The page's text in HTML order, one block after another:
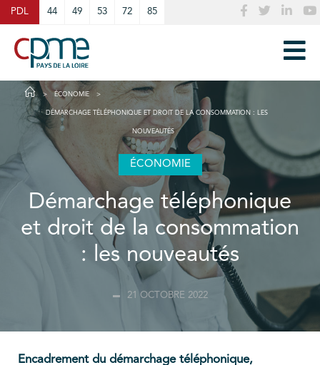
PDL 44 49 53 72 85
ÉCONOMIE
DÉMARCHAGE TÉLÉPHONIQUE ET DROIT DE LA CONSOMMATION : LES
NOUVEAUTÉS
ÉCONOMIE
Démarchage téléphonique
et droit de la consommation
: les nouveautés
21 OCTOBRE 2022
Encadrement du démarchage téléphonique,
Cookies management panel